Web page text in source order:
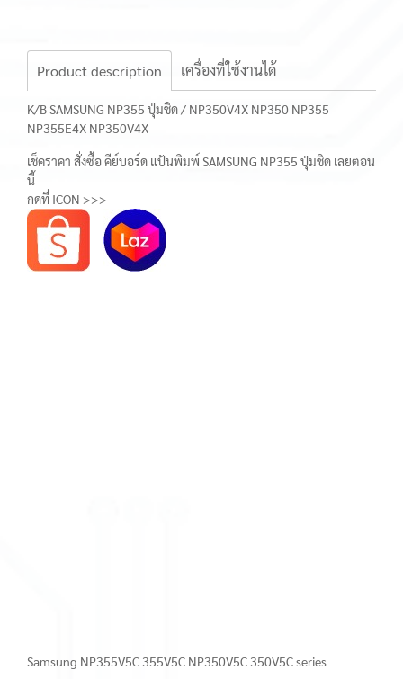
Product description เครื่องที่ใช้งานได้
K/B SAMSUNG NP355 ปุ่มชิด / NP350V4X NP350 NP355
NP355E4X NP350V4X
เช็คราคา สั่งซื้อ คีย์บอร์ด แป้นพิมพ์ SAMSUNG NP355 ปุ่มชิด เลยตอน
นี้
กดที่ ICON >>>
Samsung NP355V5C 355V5C NP350V5C 350V5C series